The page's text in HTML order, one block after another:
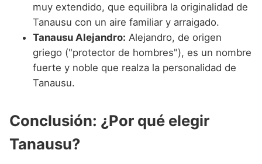
muy extendido, que equilibra la originalidad de
Tanausu con un aire familiar y arraigado.
Tanausu Alejandro: Alejandro, de origen
griego ("protector de hombres"), es un nombre
fuerte y noble que realza la personalidad de
Tanausu.
Conclusión: ¿Por qué elegir
Tanausu?